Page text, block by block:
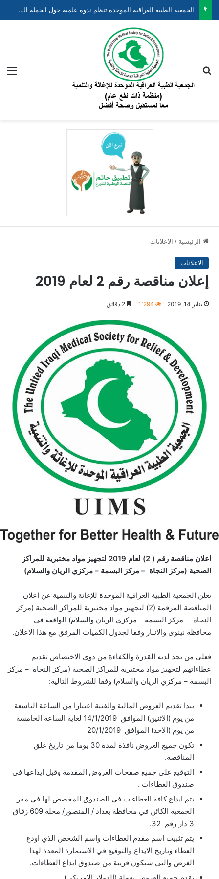
الجمعية الطبية العراقية الموحدة تنظم ندوة علمية حول الحملة الوطنية لتقليل وفيات الأطفال حديثي الولادة والخدج ضمن مشروع “نبضهم أملنا”
الرئيسية / الاعلانات
الاعلانات
إعلان مناقصة رقم 2 لعام 2019
يناير 14, 2019 1٬294
اعلان مناقصة رقم ( 2) لعام 2019 لتجهيز مواد مختبرية للمراكز
الصحية (مركز النجاة – مركز البسمة – مركزي الريان والسلام)
تعلن الجمعية الطبية العراقية الموحدة للإغاثة والتنمية عن اعلان
المناقصة المرقمة (2) لتجهيز مواد مختبرية للمراكز الصحية (مركز
النجاة – مركز البسمة – مركزي الريان والسلام) الواقعة في
محافظة نينوى والانبار وفقا لجدول الكميات المرفق مع هذا الاعلان.
فعلى من يجد لديه القدرة والكفاءة من ذوي الاختصاص تقديم
عطاءاتهم لتجهيز مواد مختبرية للمراكز الصحية (مركز النجاة – مركز
البسمة – مركزي الريان والسلام) وفقا للشروط التالية:
يبدا تقديم العروض المالية والفنية اعتبارا من الساعة التاسعة
من يوم (الاثنين) الموافق 14/1/2019 لغاية الساعة الخامسة
من يوم (الاحد) الموافق 20/1/2019
تكون جميع العروض نافذة لمدة 30 يوما من تاريخ غلق
المناقصة.
التوقيع على جميع صفحات العروض المقدمة وقبل ايداعها في
صندوق العطاءات .
يتم ايداع كافة العطاءات في الصندوق المخصص لها في مقر
الجمعية الكائن في محافظة بغداد / المنصور/ محلة 609 زقاق
3 دار رقم 32.
يتم تثبيت اسم مقدم العطاءات واسم الشخص الذي اودع
العطاء وتاريخ الايداع والتوقيع في الاستمارة المعدة لهذا
الغرض والتي ستكون قريبة من صندوق ايداع العطاءات.
تقدم جميع العروض بعملة (الدولار الامريكي)